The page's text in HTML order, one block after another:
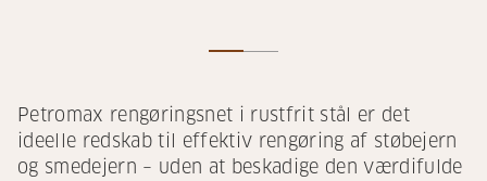
Petromax rengøringsnet i rustfrit stål er det
ideelle redskab til effektiv rengøring af støbejern
og smedejern – uden at beskadige den værdifulde